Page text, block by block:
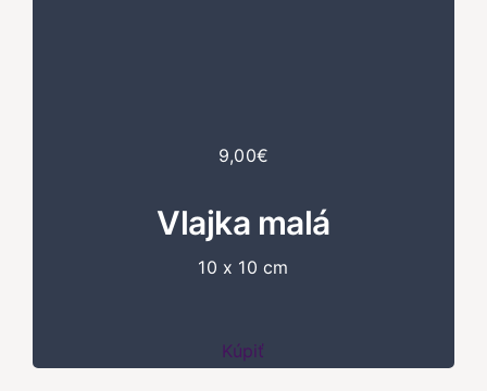
9,00€
Vlajka malá
10 x 10 cm
Kúpiť